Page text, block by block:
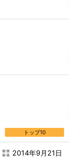
トップ10
2014年9月21日